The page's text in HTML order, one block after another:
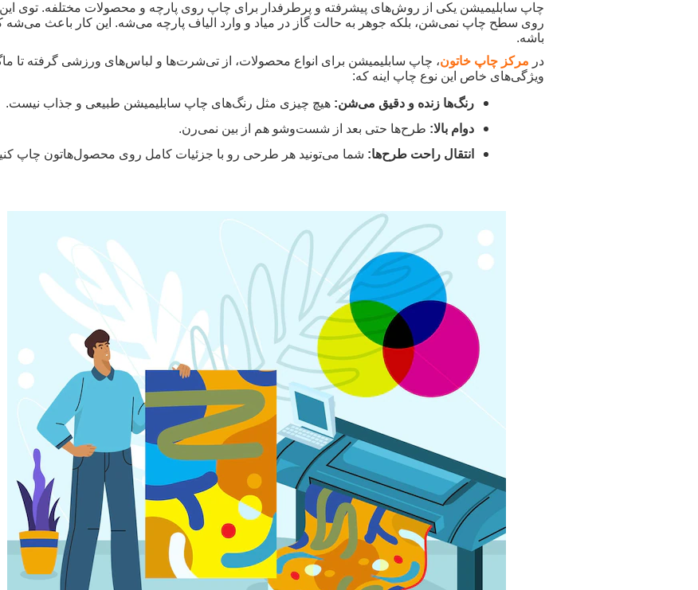
چاپ سابلیمیشن یکی از روش‌های پیشرفته و پرطرفدار برای چاپ روی پارچه و محصولات مختلفه. توی
روی سطح چاپ نمی‌شن، بلکه جوهر به حالت گاز در میاد و وارد الیاف پارچه می‌شه. این کار باعث
باشه.
در مرکز چاپ خاتون، چاپ سابلیمیشن برای انواع محصولات، از تی‌شرت‌ها و لباس‌های ورزشی گرفته تا
ویژگی‌های خاص این نوع چاپ اینه که:
رنگ‌ها زنده و دقیق می‌شن: هیچ چیزی مثل رنگ‌های چاپ سابلیمیشن طبیعی و جذاب نیست.
دوام بالا: طرح‌ها حتی بعد از شست‌وشو هم از بین نمی‌رن.
انتقال راحت طرح‌ها: شما می‌تونید هر طرحی رو با جزئیات کامل روی محصول‌هاتون چاپ